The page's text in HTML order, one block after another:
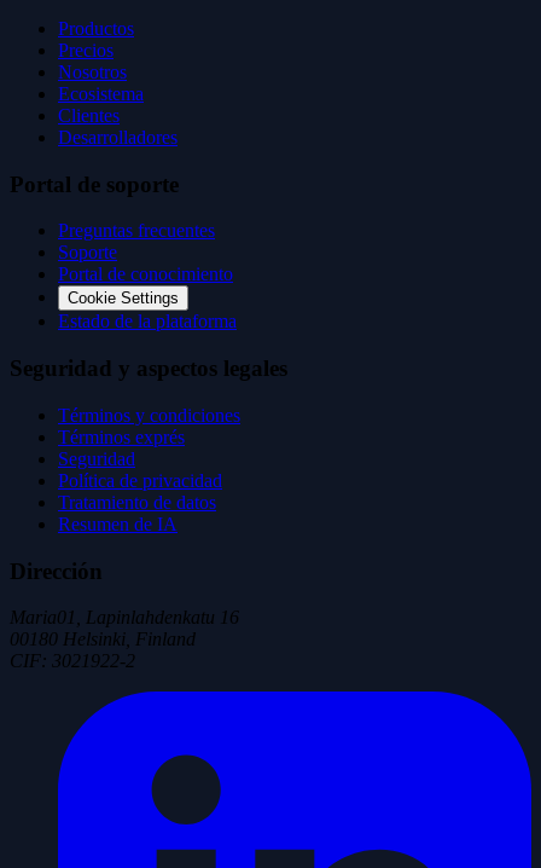
Productos
Precios
Nosotros
Ecosistema
Clientes
Desarrolladores
Portal de soporte
Preguntas frecuentes
Soporte
Portal de conocimiento
Cookie Settings
Estado de la plataforma
Seguridad y aspectos legales
Términos y condiciones
Términos exprés
Seguridad
Política de privacidad
Tratamiento de datos
Resumen de IA
Dirección
Maria01, Lapinlahdenkatu 16
00180 Helsinki, Finland
CIF: 3021922-2